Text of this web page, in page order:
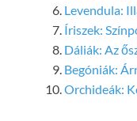
Levendula:
Íriszek:
Dáliák: Az
Begóniák:
Orchideák: